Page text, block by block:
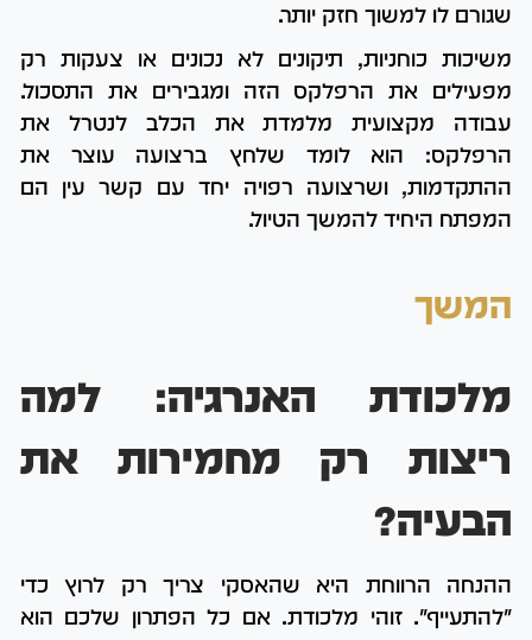
שגורם לו למשוך חזק יותר.
משיכות כוחניות, תיקונים לא נכונים או צעקות רק
מפעילים את הרפלקס הזה ומגבירים את התסכול.
עבודה מקצועית מלמדת את הכלב לנטרל את
הרפלקס: הוא לומד שלחץ ברצועה עוצר את
ההתקדמות, ושרצועה רפויה יחד עם קשר עין הם
המפתח היחיד להמשך הטיול.
המשך
מלכודת האנרגיה: למה
ריצות רק מחמירות את
הבעיה?
ההנחה הרווחת היא שהאסקי צריך רק לרוץ כדי
"להתעייף". זוהי מלכודת. אם כל הפתרון שלכם הוא